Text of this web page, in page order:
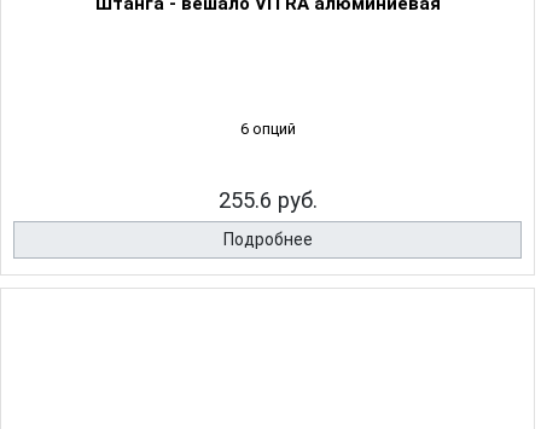
6 опций
255.6 руб.
Подробнее